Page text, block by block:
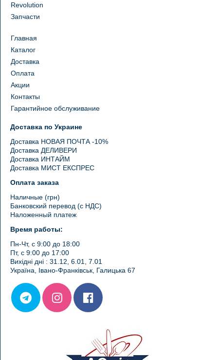
Revolution
Запчасти
Главная
Каталог
Доставка
Оплата
Акции
Контакты
Гарантийное обслуживание
Доставка по Украине
Доставка НОВАЯ ПОЧТА -10%
Доставка ДЕЛИВЕРИ
Доставка ИНТАЙМ
Доставка МИСТ ЕКСПРЕС
Оплата заказа
Наличные (грн)
Банковский перевод (с НДС)
Наложенный платеж
Время работы:
Пн-Чт, с 9:00 до 18:00
Пт, с 9:00 до 17:00
Вихідні дні : 31.12, 6.01, 7.01
Україна, Івано-Франківськ, Галицька 67